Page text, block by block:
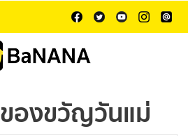
ของขวัญวันแม่